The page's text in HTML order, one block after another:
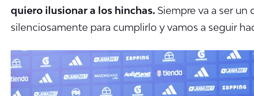
quiero ilusionar a los hinchas. Siempre va a ser
silenciosamente para cumplirlo y vamos a seguir